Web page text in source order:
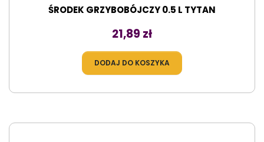
ŚRODEK GRZYBOBÓJCZY 0.5 L TYTAN
Cena
21,89 zł
DODAJ DO KOSZYKA